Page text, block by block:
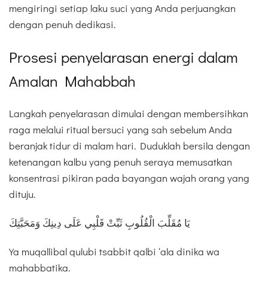
mengiringi setiap laku suci yang Anda perjuangkan
dengan penuh dedikasi.
Prosesi penyelarasan energi dalam
Amalan Mahabbah
Langkah penyelarasan dimulai dengan membersihkan
raga melalui ritual bersuci yang sah sebelum Anda
beranjak tidur di malam hari. Duduklah bersila dengan
ketenangan kalbu yang penuh seraya memusatkan
konsentrasi pikiran pada bayangan wajah orang yang
dituju.
يَا مُقَلِّبَ الْقُلُوبِ ثَبِّتْ قَلْبِي عَلَى دِينِكَ وَمَحَبَّتِكَ
Ya muqallibal qulubi tsabbit qalbi ‘ala dinika wa
mahabbatika.